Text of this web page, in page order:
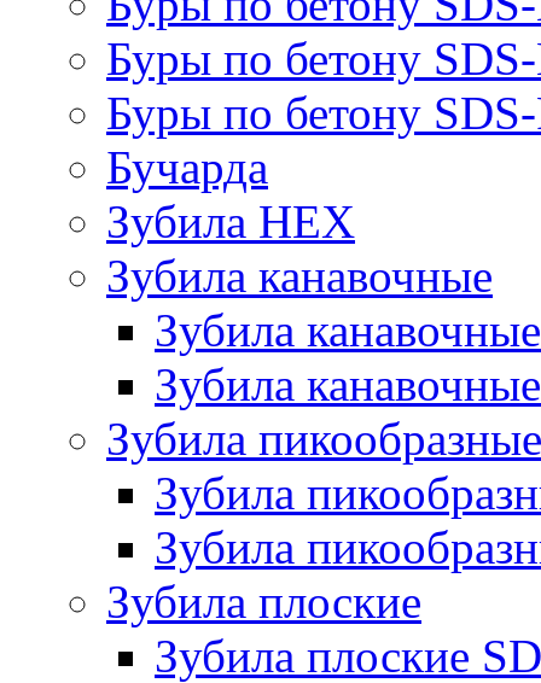
Буры по бетону
Буры по бетону
Бучарда
Зубила HEX
Зубила канавочные
Зубила
Зубила
Зубила пикообразные
Зубила
Зубила
Зубила плоские
Зубила плоские